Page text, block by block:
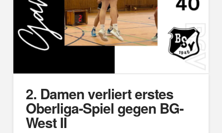
2. Damen verliert erstes
Oberliga-Spiel gegen BG-
West II